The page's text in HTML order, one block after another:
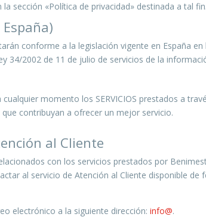
sección «Política de privacidad» destinada a tal fin.
conforme a la legislación vigente en España
34/2002 de 11 de julio de servicios de la
momento los SERVICIOS prestados a
contribuyan a ofrecer un mejor servicio.
al Cliente
con los servicios prestados por
al servicio de Atención al Cliente disponible de
electrónico a la siguiente dirección:info@.